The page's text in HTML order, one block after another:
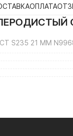
ОПЛАТА
S235 21 ММ